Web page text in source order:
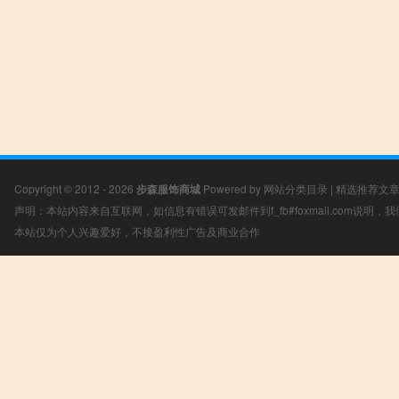
Copyright © 2012 - 2026 步森服饰商城 Powered by 网站分类目录 | 精选推荐文章
声明：本站内容来自互联网，如信息有错误可发邮件到f_fb#foxmail.com说明，
本站仅为个人兴趣爱好，不接盈利性广告及商业合作